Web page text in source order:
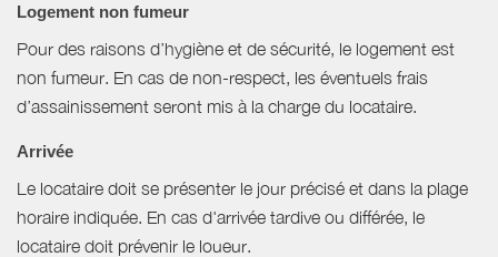
Logement non fumeur
Pour des raisons d’hygiène et de sécurité, le logement est
non fumeur. En cas de non-respect, les éventuels frais
d’assainissement seront mis à la charge du locataire.
Arrivée
Le locataire doit se présenter le jour précisé et dans la plage
horaire indiquée. En cas d'arrivée tardive ou différée, le
locataire doit prévenir le loueur.